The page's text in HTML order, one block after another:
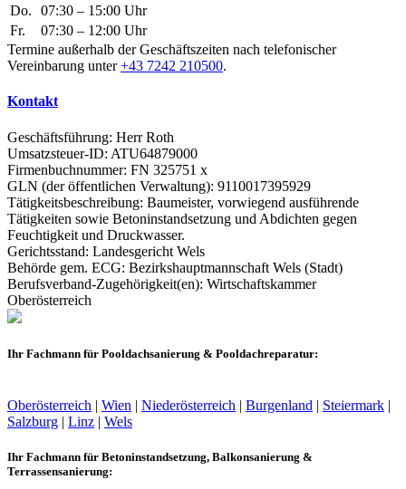
Do.
07:30 – 15:00 Uhr
Fr.
07:30 – 12:00 Uhr
Termine außerhalb der Geschäftszeiten nach telefonischer
Vereinbarung unter+43 7242 210500.
Kontakt
Geschäftsführung: Herr Roth
Umsatzsteuer-ID: ATU64879000
Firmenbuchnummer: FN 325751 x
GLN (der öffentlichen Verwaltung): 9110017395929
Tätigkeitsbeschreibung: Baumeister, vorwiegend ausführende
Tätigkeiten sowie Betoninstandsetzung und Abdichten gegen
Feuchtigkeit und Druckwasser.
Gerichtsstand: Landesgericht Wels
Behörde gem. ECG: Bezirkshauptmannschaft Wels (Stadt)
Berufsverband-Zugehörigkeit(en): Wirtschaftskammer
Oberösterreich
Ihr Fachmann für Pooldachsanierung & Pooldachreparatur:
Oberösterreich | Wien | Niederösterreich | Burgenland | Steiermark |
Salzburg | Linz | Wels
Ihr Fachmann für Betoninstandsetzung, Balkonsanierung &
Terrassensanierung: